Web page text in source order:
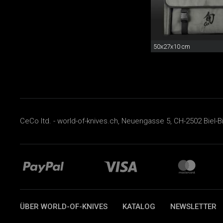
50x27x10 cm
CeCo ltd. - world-of-knives.ch, Neuengasse 5, CH-2502 Biel-
ÜBER WORLD-OF-KNIVES KATALOG NEWSLETTER